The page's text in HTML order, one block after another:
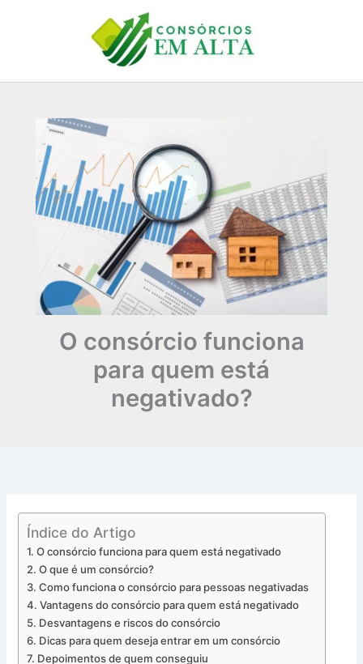
O consórcio funciona
para quem está
negativado?
Índice do Artigo
O consórcio funciona para quem está negativado
O que é um consórcio?
Como funciona o consórcio para pessoas negativadas
Vantagens do consórcio para quem está negativado
Desvantagens e riscos do consórcio
Dicas para quem deseja entrar em um consórcio
Depoimentos de quem conseguiu